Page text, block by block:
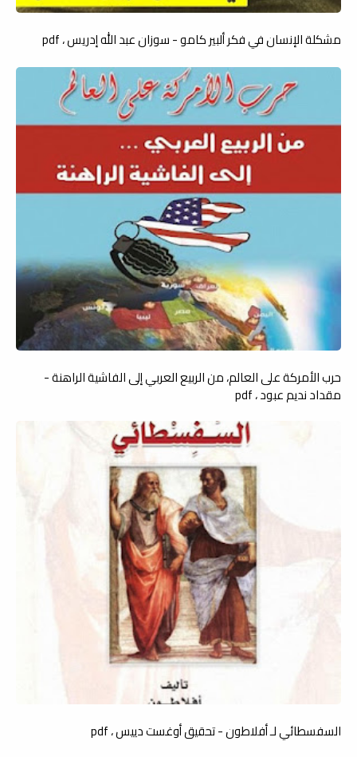
مشكلة الإنسان في فكر ألبير كامو - سوزان عبد الله إدريس ، pdf
حرب الأمركة على العالم، من الربيع العربي إلى الفاشية الراهنة -
مقداد نديم عبود ، pdf
السفسطائي لـ أفلاطون - تحقيق أوغست دييس ، pdf